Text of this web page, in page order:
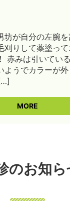
坊が自分の左腕
刈りして薬塗っ
赤みは引いてい
ようでカラーが
MORE
のお知